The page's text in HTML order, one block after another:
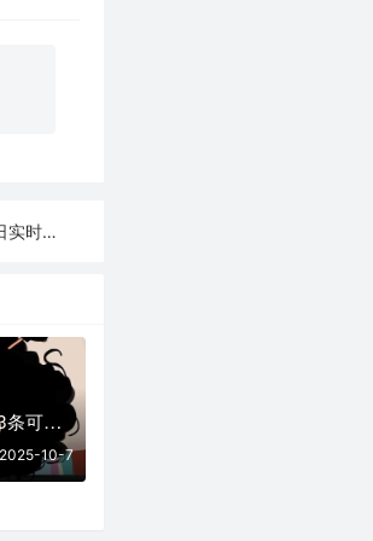
可用
10月07日更新：33条可用免费节点 | 2025年SSR/V2ray/Clash订阅链接
2025-10-7